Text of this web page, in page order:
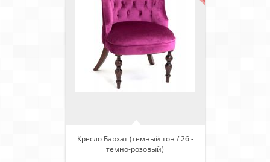
Кресло Бархат (темный тон / 26 -
темно-розовый)